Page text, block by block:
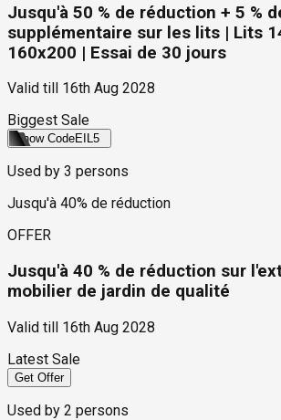
Jusqu'à 50 % de réduction + 5 %
supplémentaire sur les lits | Lits
160x200 | Essai de 30 jours
Valid till
16th Aug 2028
Biggest Sale
Show CodeEIL5
Used by 3 persons
Jusqu'à 40% de réduction
OFFER
Jusqu'à 40 % de réduction sur
mobilier de jardin de qualité
Valid till 16th Aug 2028
Latest Sale
Get Offer
Used by 2 persons